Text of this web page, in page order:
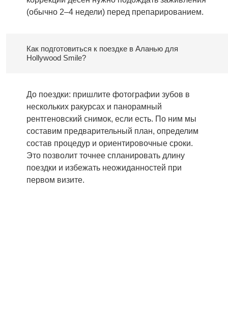
(обычно 2–4 недели) перед препарированием.
Как подготовиться к поездке в Аланью для
Hollywood Smile?
До поездки: пришлите фотографии зубов в
нескольких ракурсах и панорамный
рентгеновский снимок, если есть. По ним мы
составим предварительный план, определим
состав процедур и ориентировочные сроки.
Это позволит точнее спланировать длину
поездки и избежать неожиданностей при
первом визите.